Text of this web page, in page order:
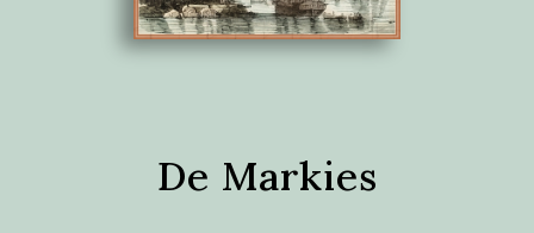
De Markies